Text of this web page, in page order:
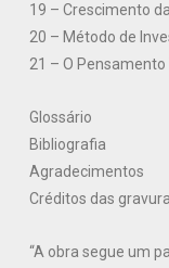
19 – Crescimento
20 – Método de
21 – O
Glossário
Bibliografia
Agradecimentos
Créditos das
“A obra segue um